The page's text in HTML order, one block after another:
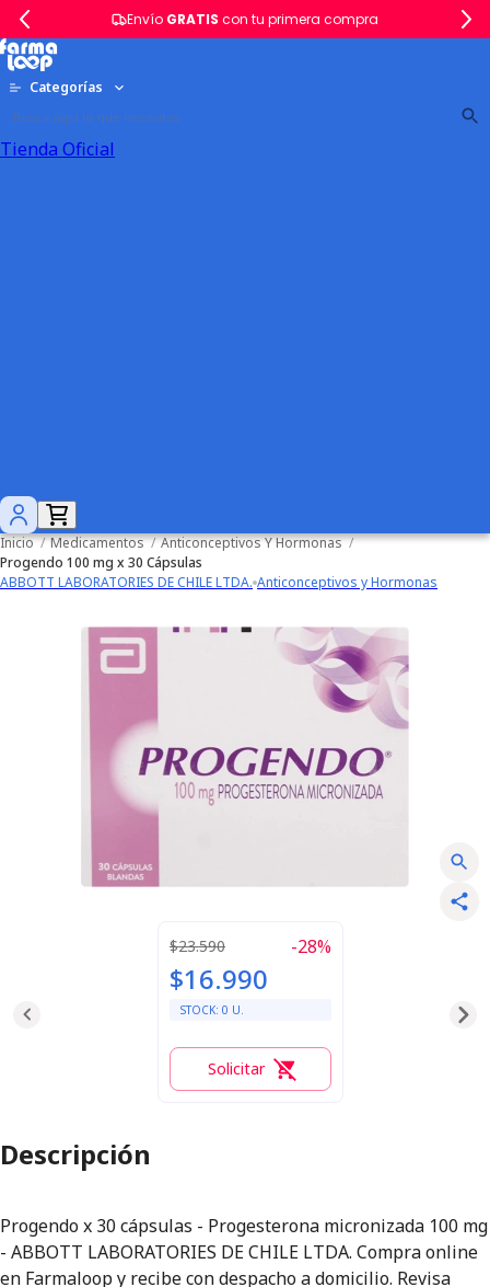
Envío GRATIS con tu primera compra
Categorías
Tienda Oficial
Inicio / Medicamentos / Anticonceptivos Y Hormonas /
Progendo 100 mg x 30 Cápsulas
ABBOTT LABORATORIES DE CHILE LTDA. Anticonceptivos y Hormonas
$23.590 -28%
$16.990
STOCK: 0 U.
Solicitar
Descripción
Progendo x 30 cápsulas - Progesterona micronizada 100 mg
- ABBOTT LABORATORIES DE CHILE LTDA. Compra online
en Farmaloop y recibe con despacho a domicilio. Revisa